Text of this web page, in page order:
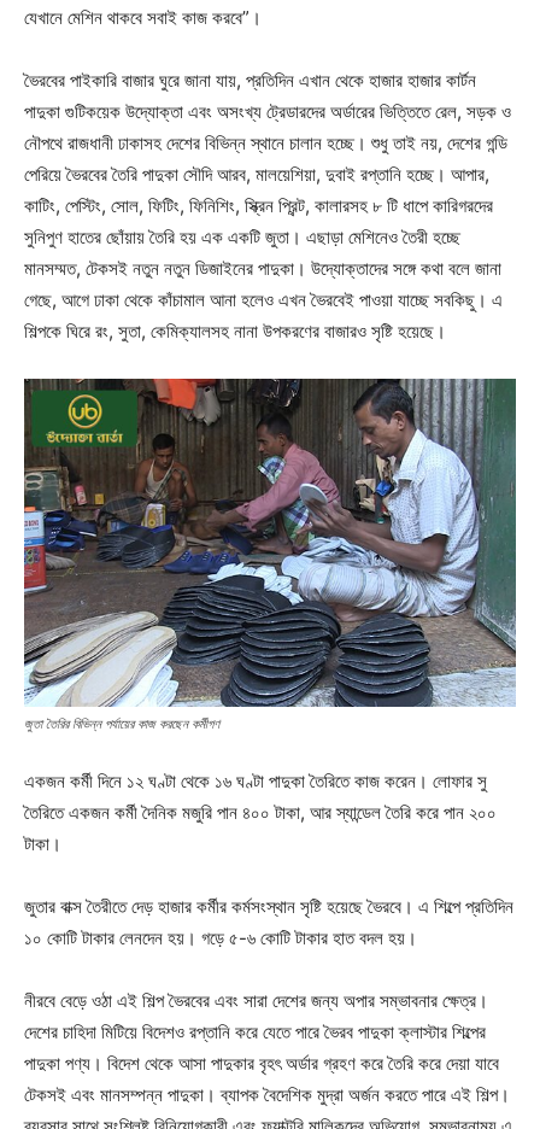
যেখানে মেশিন থাকবে সবাই কাজ করবে”।
ভৈরবের পাইকারি বাজার ঘুরে জানা যায়, প্রতিদিন এখান থেকে হাজার হাজার কার্টন
পাদুকা গুটিকয়েক উদ্যোক্তা এবং অসংখ্য ট্রেডারদের অর্ডারের ভিত্তিতে রেল, সড়ক ও
নৌপথে রাজধানী ঢাকাসহ দেশের বিভিন্ন স্থানে চালান হচ্ছে। শুধু তাই নয়, দেশের গন্ডি
পেরিয়ে ভৈরবের তৈরি পাদুকা সৌদি আরব, মালয়েশিয়া, দুবাই রপ্তানি হচ্ছে। আপার,
কাটিং, পেস্টিং, সোল, ফিটিং, ফিনিশিং, স্ক্রিন প্রিন্ট, কালারসহ ৮ টি ধাপে কারিগরদের
সুনিপুণ হাতের ছোঁয়ায় তৈরি হয় এক একটি জুতা। এছাড়া মেশিনেও তৈরী হচ্ছে
মানসম্মত, টেকসই নতুন নতুন ডিজাইনের পাদুকা। উদ্যোক্তাদের সঙ্গে কথা বলে জানা
গেছে, আগে ঢাকা থেকে কাঁচামাল আনা হলেও এখন ভৈরবেই পাওয়া যাচ্ছে সবকিছু। এ
শিল্পকে ঘিরে রং, সুতা, কেমিক্যালসহ নানা উপকরণের বাজারও সৃষ্টি হয়েছে।
জুতা তৈরির বিভিন্ন পর্যায়ের কাজ করছেন কর্মীগণ
একজন কর্মী দিনে ১২ ঘণ্টা থেকে ১৬ ঘণ্টা পাদুকা তৈরিতে কাজ করেন। লোফার সু
তৈরিতে একজন কর্মী দৈনিক মজুরি পান ৪০০ টাকা, আর স্যান্ডেল তৈরি করে পান ২০০
টাকা।
জুতার বাক্স তৈরীতে দেড় হাজার কর্মীর কর্মসংস্থান সৃষ্টি হয়েছে ভৈরবে। এ শিল্পে প্রতিদিন
১০ কোটি টাকার লেনদেন হয়। গড়ে ৫-৬ কোটি টাকার হাত বদল হয়।
নীরবে বেড়ে ওঠা এই শিল্প ভৈরবের এবং সারা দেশের জন্য অপার সম্ভাবনার ক্ষেত্র।
দেশের চাহিদা মিটিয়ে বিদেশও রপ্তানি করে যেতে পারে ভৈরব পাদুকা ক্লাস্টার শিল্পের
পাদুকা পণ্য। বিদেশ থেকে আসা পাদুকার বৃহৎ অর্ডার গ্রহণ করে তৈরি করে দেয়া যাবে
টেকসই এবং মানসম্পন্ন পাদুকা। ব্যাপক বৈদেশিক মুদ্রা অর্জন করতে পারে এই শিল্প।